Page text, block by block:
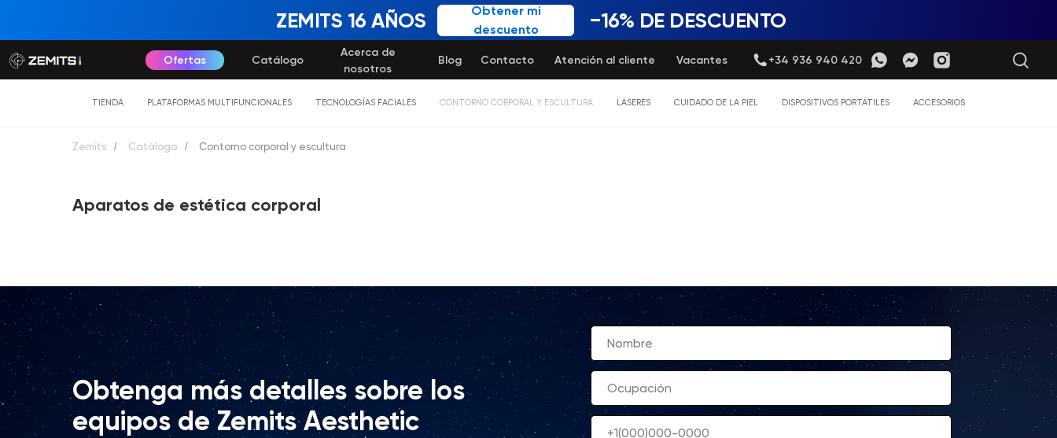
Obtener mi
descuento
ZEMITS 16 AÑOS −16% DE DESCUENTO
Contacto
Blog
Acerca de
nosotros
+34 936 940 420
Catálogo
Ofertas Atención al cliente Vacantes
TIENDA PLATAFORMAS MULTIFUNCIONALES TECNOLOGÍAS FACIALES CONTORNO CORPORAL Y ESCULTURA LÁSERES CUIDADO DE LA PIEL DISPOSITIVOS PORTÁTILES ACCESORIOS
Zemits / Catálogo / Contorno corporal y escultura
Aparatos de estética corporal
Obtenga más detalles sobre los
equipos de Zemits Aesthetic